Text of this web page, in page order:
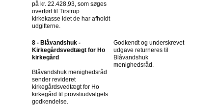
på kr. 22.428,93, som søges
overført til Tirstrup
kirkekasse idet de har afholdt
udgifterne.
8 - Blåvandshuk -
Kirkegårdsvedtægt for Ho
kirkegård
Blåvandshuk menighedsråd
sender revideret
kirkegårdsvedtægt for Ho
kirkegård til provstiudvalgets
godkendelse.
Godkendt og underskrevet
udgave returneres til
Blåvandshuk
menighedsråd.